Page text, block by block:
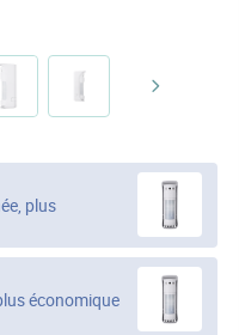
plus
économique